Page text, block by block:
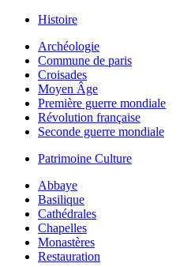
Histoire
Archéologie
Commune de paris
Croisades
Moyen Âge
Première guerre mondiale
Révolution française
Seconde guerre mondiale
Patrimoine Culture
Abbaye
Basilique
Cathédrales
Chapelles
Monastères
Restauration